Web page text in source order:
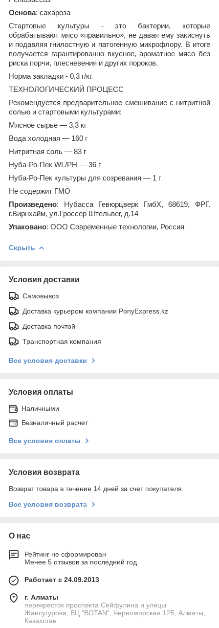
Основа: сахароза
Стартовые культуры - это бактерии, которые
обрабатывают мясо «правильно», не давая ему закиснуть
и подавляя гнилостную и патогенную микрофлору. В итоге
получается гарантированно вкусное, ароматное мясо без
риска порчи, плесневения и других пороков.
Норма закладки - 0,3 г/кг.
ТЕХНОЛОГИЧЕСКИЙ ПРОЦЕСС
Рекомендуется предварительное смешивание с нитритной
солью и стартовыми культурами:
Мясное сырье — 3,3 кг
Вода холодная — 160 г
Нитритная соль — 83 г
Нуба-Ро-Пек WL/PH — 36 г
Нуба-Ро-Пек культуры для созревания — 1 г
Не содержит ГМО
Произведено: Нубасса Гевюрцверк ГмбХ, 68619, ФРГ.
г.Вирнхайм, ул.Гроссер Штельвег, д.14
Упаковано: ООО Современные технологии, Россия
Скрыть
Условия доставки
Самовывоз
Доставка курьером компании PonyExpress.kz
Доставка почтой
Транспортная компания
Все условия доставки
Условия оплаты
Наличными
Безналичный расчет
Все условия оплаты
Условия возврата
Возврат товара в течение 14 дней за счет покупателя
Все условия возврата
О нас
Рейтинг не сформирован
Менее 5 отзывов за последний год
Работает с 24.09.2013
г. Алматы
перекресток проспекта Сейфулина и улицы
Жансугурова, БЦ "BOTAN", Черноморская 12Б, Алматы,
Казахстан